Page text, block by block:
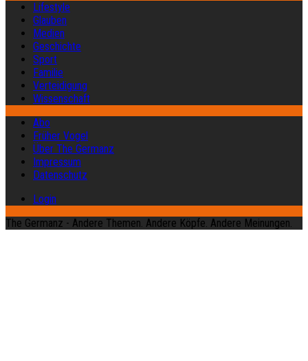
Lifestyle
Glauben
Medien
Geschichte
Sport
Familie
Verteidigung
Wissenschaft
Abo
Früher Vogel
Über The Germanz
Impressum
Datenschutz
Login
The Germanz - Andere Themen. Andere Köpfe. Andere Meinungen.